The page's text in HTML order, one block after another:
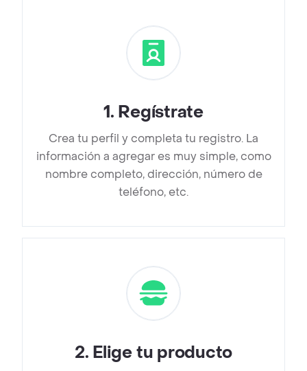
1. Regístrate
Crea tu perfil y completa tu registro. La
información a agregar es muy simple, como
nombre completo, dirección, número de
teléfono, etc.
2. Elige tu producto